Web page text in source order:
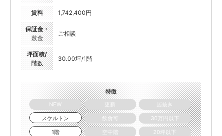
賃料 1,742,400円
保証金・
敷金
ご相談
坪面積/
階数
30.00坪/1階
特徴
NEW
更新
居抜き
スケルトン
飲食可
30万円以下
1階
空中階
20坪以下